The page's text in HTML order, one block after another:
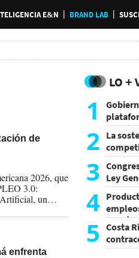
E&N BRAND LAB
de
2026, que
3.0:
un
local,
enfrenta
LO +
1
exterior
2 La
3 Ley
4
podría
5
Costa
causan